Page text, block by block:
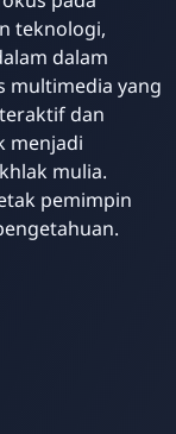
teknologi,
dalam
multimedia yang
dan
menjadi
mulia.
pemimpin